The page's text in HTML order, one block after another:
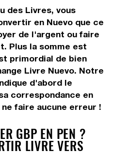
des Livres, vous
en Nuevo que ce
de l'argent ou faire
Plus la somme est
primordial de bien
Livre Nuevo. Notre
d'abord le
correspondance en
faire aucune erreur !
GBP EN PEN ?
LIVRE VERS